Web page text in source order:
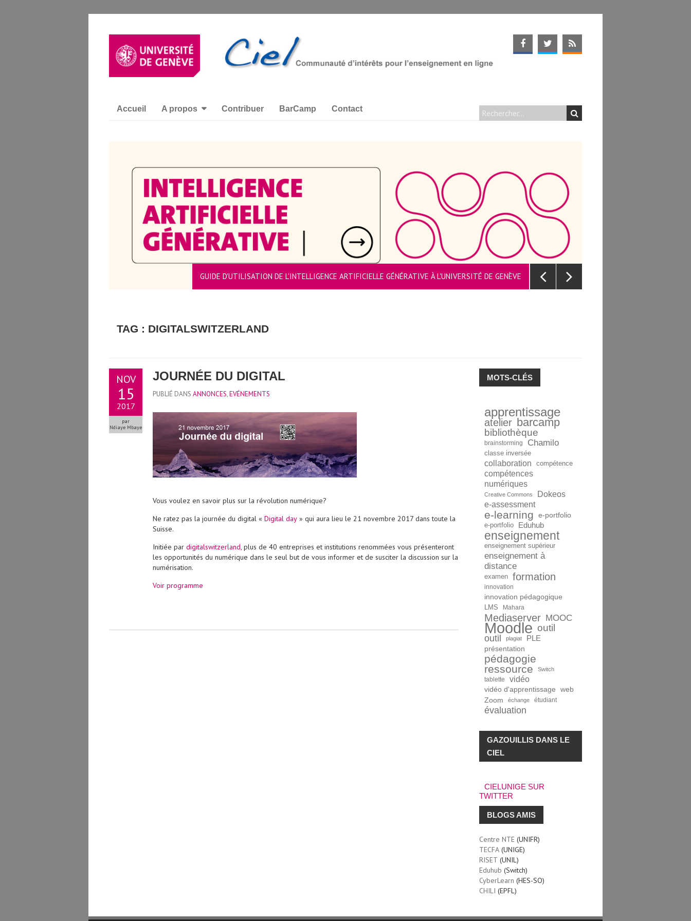
Accueil A propos Contribuer BarCamp Contact
GUIDE D'UTILISATION DE L'INTELLIGENCE ARTIFICIELLE GÉNÉRATIVE À L'UNIVERSITÉ DE GENÈVE
TAG : DIGITALSWITZERLAND
NOV
15
2017
par
Ndiaye Mbaye
JOURNÉE DU DIGITAL
PUBLIÉ DANS ANNONCES,EVÉNEMENTS
Vous voulez en savoir plus sur la révolution numérique?
Ne ratez pas la journée du digital « Digital day » qui aura lieu le 21 novembre 2017 dans toute la
Suisse.
Initiée par digitalswitzerland, plus de 40 entreprises et institutions renommées vous présenteront
les opportunités du numérique dans le seul but de vous informer et de susciter la discussion sur la
numérisation.
Voir programme
MOTS-CLÉS
apprentissage
atelier barcamp
bibliothèque
brainstorming Chamilo
classe inversée
collaboration compétence
compétences
numériques
Creative Commons
Dokeos
e-assessment
e-learning e-portfolio
e-portfolio Eduhub
enseignement
enseignement supérieur
enseignement à
distance
examen formation
innovation
innovation pédagogique
LMS Mahara
Mediaserver MOOC
Moodle outil
outil plagiat PLE
présentation
pédagogie
ressource
Switch
tablette vidéo
vidéo d'apprentissage web
Zoom échange étudiant
évaluation
GAZOUILLIS DANS LE
CIEL
CIELUNIGE SUR
TWITTER
BLOGS AMIS
Centre NTE (UNIFR)
TECFA (UNIGE)
RISET (UNIL)
Eduhub (Switch)
CyberLearn (HES-SO)
CHILI (EPFL)